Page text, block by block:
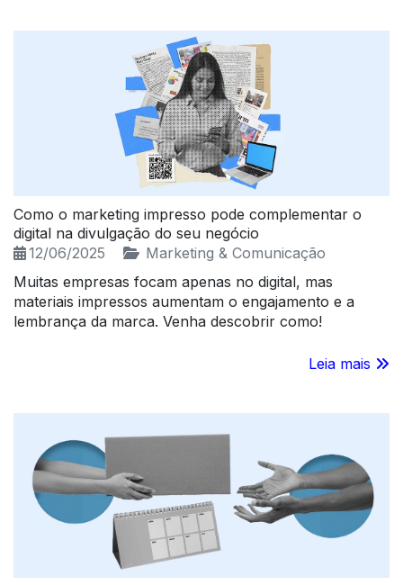
Como o marketing impresso pode complementar o
digital na divulgação do seu negócio
12/06/2025
Marketing & Comunicação
Muitas empresas focam apenas no digital, mas
materiais impressos aumentam o engajamento e a
lembrança da marca. Venha descobrir como!
Leia mais